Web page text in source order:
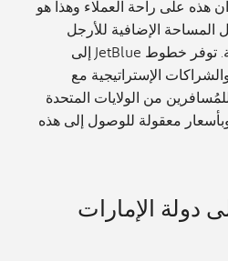
هذه على راحة العملاء وهذا هو
الإضافية للأرجل
وخدمة الواي فاي المجانية. توفر خطوط JetBlue إلى
الإستراتيجية مع
من الولايات المتحدة
معقولة للوصول إلى هذه
دولة الإمارات